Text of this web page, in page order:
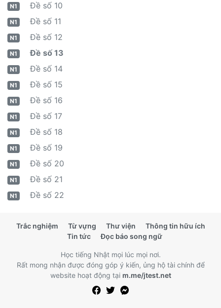
N1 Đề số 10
N1 Đề số 11
N1 Đề số 12
N1 Đề số 13
N1 Đề số 14
N1 Đề số 15
N1 Đề số 16
N1 Đề số 17
N1 Đề số 18
N1 Đề số 19
N1 Đề số 20
N1 Đề số 21
N1 Đề số 22
Trắc nghiệm Từ vựng Thư viện
Thông tin hữu ích
Tin tức
Đọc báo song ngữ
Học tiếng Nhật mọi lúc mọi nơi.
Rất mong nhận được đóng góp ý kiến, ủng hộ tài chính để
website hoạt động tại m.me/jtest.net